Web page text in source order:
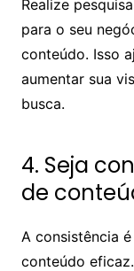
Realize
para o seu
conteúdo. Isso
aumentar sua
busca.
4. Seja
de
A consistência
conteúdo